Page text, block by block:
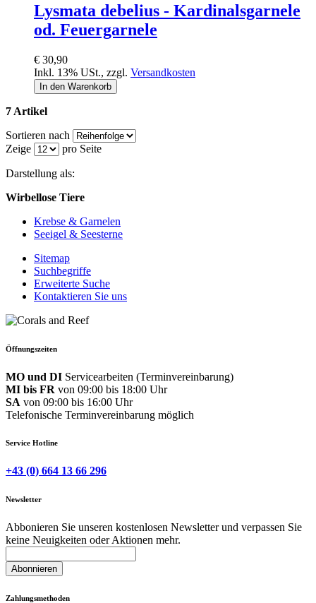
Lysmata debelius - Kardinalsgarnele
od. Feuergarnele
€ 30,90
Inkl. 13% USt., zzgl. Versandkosten
In den Warenkorb
7 Artikel
Sortieren nach
Zeige
pro Seite
Darstellung als:
Wirbellose Tiere
Krebse & Garnelen
Seeigel & Seesterne
Sitemap
Suchbegriffe
Erweiterte Suche
Kontaktieren Sie uns
Öffnungszeiten
MO und DI Servicearbeiten (Terminvereinbarung)
MI bis FR von 09:00 bis 18:00 Uhr
SA von 09:00 bis 16:00 Uhr
Telefonische Terminvereinbarung möglich
Service Hotline
+43 (0) 664 13 66 296
Newsletter
Abbonieren Sie unseren kostenlosen Newsletter und verpassen Sie
keine Neuigkeiten oder Aktionen mehr.
Abonnieren
Zahlungsmethoden